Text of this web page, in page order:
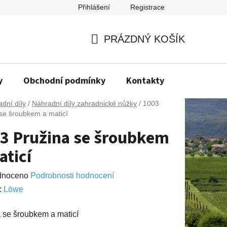
Přihlášení Registrace
KOŠÍK
PRÁZDNÝ KOŠÍK
Obchodní podmínky Kontakty
díly / Náhradní díly zahradnické nůžky / 1003
šroubkem a maticí
Pružina se šroubkem
Podrobnosti hodnocení
Lӧwe
se šroubkem a maticí